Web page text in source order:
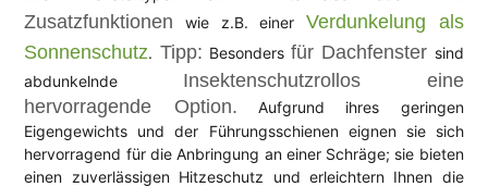
Zusatzfunktionen wie z.B. einer Verdunkelung als
Sonnenschutz. Tipp: Besondersfür Dachfenster sind
abdunkelnde Insektenschutzrollos eine
hervorragende Option. Aufgrund ihres geringen
Eigengewichts und der Führungsschienen eignen sie sich
hervorragend für die Anbringung an einer Schräge; sie bieten
einen zuverlässigen Hitzeschutz und erleichtern Ihnen die